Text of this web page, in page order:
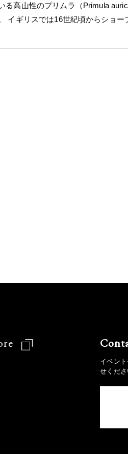
る高山性のプリムラ（Primula
イギリスでは16世紀頃からショ
イベン
せくださ